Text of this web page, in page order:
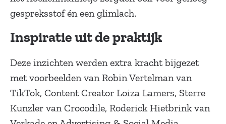
gespreksstof én een glimlach.
Inspiratie uit de praktijk
Deze inzichten werden extra kracht bijgezet
met voorbeelden van Robin Vertelman van
TikTok, Content Creator Loiza Lamers, Sterre
Kunzler van Crocodile, Roderick Hietbrink van